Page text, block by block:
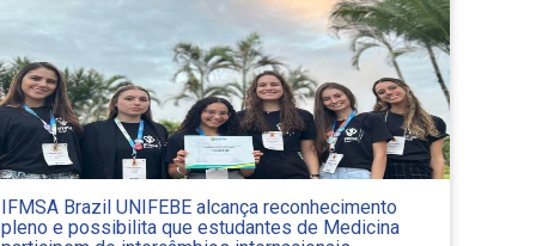
IFMSA Brazil UNIFEBE alcança reconhecimento
pleno e possibilita que estudantes de Medicina